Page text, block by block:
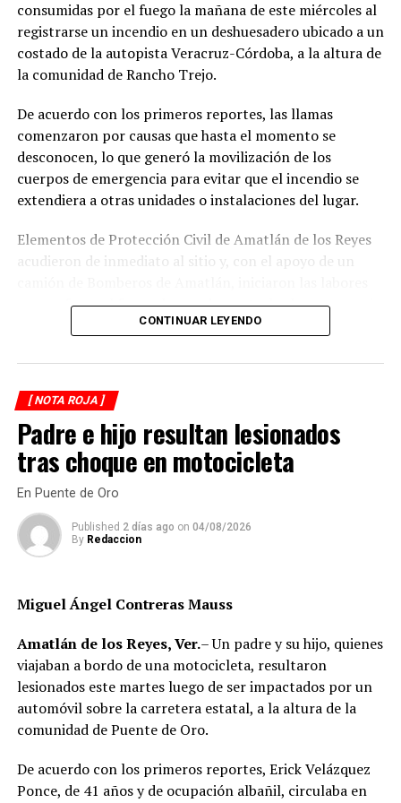
consumidas por el fuego la mañana de este miércoles al
registrarse un incendio en un deshuesadero ubicado a un
costado de la autopista Veracruz-Córdoba, a la altura de
la comunidad de Rancho Trejo.
De acuerdo con los primeros reportes, las llamas
comenzaron por causas que hasta el momento se
desconocen, lo que generó la movilización de los
cuerpos de emergencia para evitar que el incendio se
extendiera a otras unidades o instalaciones del lugar.
Elementos de Protección Civil de Amatlán de los Reyes
acudieron de inmediato al sitio y, con el apoyo de un
para sofocar el fuego, logrando controlar la emergencia
tras varios minutos de trabajo.
Como resultado del siniestro, dos camionetas quedaron
con daños totales a consecuencia de las llamas. No se
reportaron personas lesionadas ni fue necesario evacuar
la zona.
Las autoridades realizaron una inspección en el
deshuesadero para descartar riesgos adicionales y
determinar las posibles causas que originaron el
incendio.
provocado por una falla mecánica, un cortocircuito o
algún otro factor, por lo que serán las investigaciones
correspondientes las que determinen el origen del
siniestro.
CONTINUAR LEYENDO
[ NOTA ROJA ]
Padre e hijo resultan lesionados
tras choque en motocicleta
En Puente de Oro
Published 2 días ago on 04/08/2026
By Redaccion
Miguel Ángel Contreras Mauss
Amatlán de los Reyes, Ver.– Un padre y su hijo, quienes
viajaban a bordo de una motocicleta, resultaron
lesionados este martes luego de ser impactados por un
automóvil sobre la carretera estatal, a la altura de la
comunidad de Puente de Oro.
De acuerdo con los primeros reportes, Erick Velázquez
Ponce, de 41 años y de ocupación albañil, circulaba en